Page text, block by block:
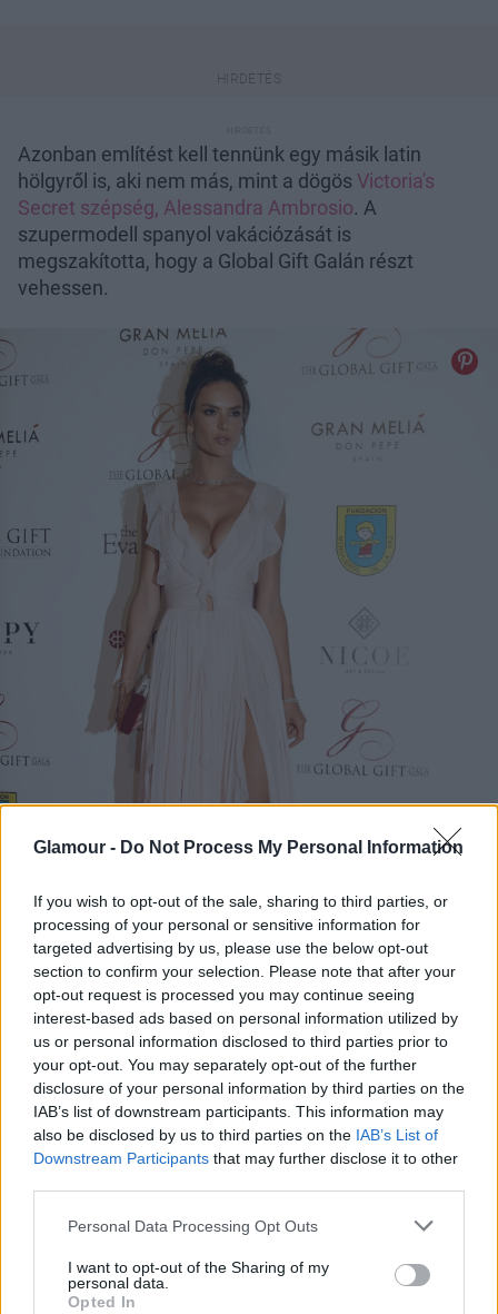
Glamour - Do Not Process My Personal Information
If you wish to opt-out of the sale, sharing to third parties, or
processing of your personal or sensitive information for
targeted advertising by us, please use the below opt-out
section to confirm your selection. Please note that after your
opt-out request is processed you may continue seeing
interest-based ads based on personal information utilized by
us or personal information disclosed to third parties prior to
your opt-out. You may separately opt-out of the further
disclosure of your personal information by third parties on the
IAB’s list of downstream participants. This information may
also be disclosed by us to third parties on the IAB’s List of
Downstream Participants that may further disclose it to other
Please note that this website/app uses one or more Google
not limited to your visit or usage behaviour. You may click to
grant or deny consent to Google and its third-party tags to
Personal Data Processing Opt Outs
I want to opt-out of the Sharing of my
personal data.
Opted In
Azonban említést kell tennünk egy másik latin
hölgyről is, aki nem más, mint a dögös Victoria's
Secret szépség, Alessandra Ambrosio. A
szupermodell spanyol vakációzását is
megszakította, hogy a Global Gift Galán részt
vehessen.
Fotó:rex/puzzlepix
A 35 éves Alessandra Ambrosio millió dollárt érő
testétegy szexi, mélyen kivágott és magasa